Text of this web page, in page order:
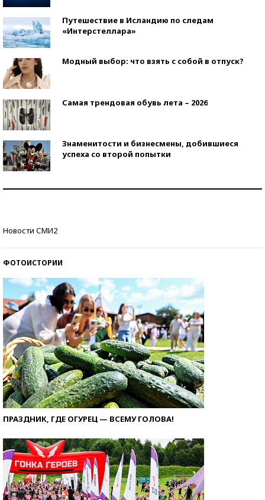
Путешествие в Исландию по следам
«Интерстеллара»
Модный выбор: что взять с собой в отпуск?
Самая трендовая обувь лета – 2026
Знаменитости и бизнесмены, добившиеся
успеха со второй попытки
Новости СМИ2
ФОТОИСТОРИИ
ПРАЗДНИК, ГДЕ ОГУРЕЦ — ВСЕМУ ГОЛОВА!